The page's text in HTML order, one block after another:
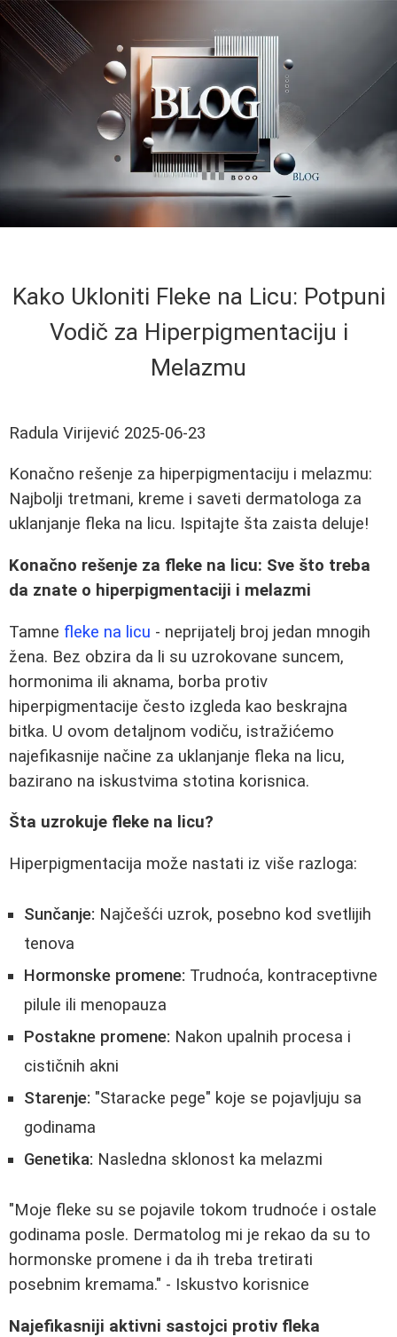
Kako Ukloniti Fleke na Licu: Potpuni
Vodič za Hiperpigmentaciju i
Melazmu
Radula Virijević 2025-06-23
Konačno rešenje za hiperpigmentaciju i melazmu:
Najbolji tretmani, kreme i saveti dermatologa za
uklanjanje fleka na licu. Ispitajte šta zaista deluje!
Konačno rešenje za fleke na licu: Sve što treba
da znate o hiperpigmentaciji i melazmi
Tamne fleke na licu - neprijatelj broj jedan mnogih
žena. Bez obzira da li su uzrokovane suncem,
hormonima ili aknama, borba protiv
hiperpigmentacije često izgleda kao beskrajna
bitka. U ovom detaljnom vodiču, istražićemo
najefikasnije načine za uklanjanje fleka na licu,
bazirano na iskustvima stotina korisnica.
Šta uzrokuje fleke na licu?
Hiperpigmentacija može nastati iz više razloga:
Sunčanje: Najčešći uzrok, posebno kod svetlijih
tenova
Hormonske promene: Trudnoća, kontraceptivne
pilule ili menopauza
Postakne promene: Nakon upalnih procesa i
cističnih akni
Starenje: "Staracke pege" koje se pojavljuju sa
godinama
Genetika: Nasledna sklonost ka melazmi
"Moje fleke su se pojavile tokom trudnoće i ostale
godinama posle. Dermatolog mi je rekao da su to
hormonske promene i da ih treba tretirati
posebnim kremama." - Iskustvo korisnice
Najefikasniji aktivni sastojci protiv fleka